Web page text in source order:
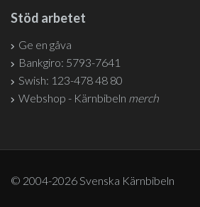
Stöd arbetet
Ge en gåva
Bankgiro: 5793-7641
Swish: 123-478 48 80
Webshop - Kärnbibeln merch
© 2004-2026 Svenska Kärnbibeln